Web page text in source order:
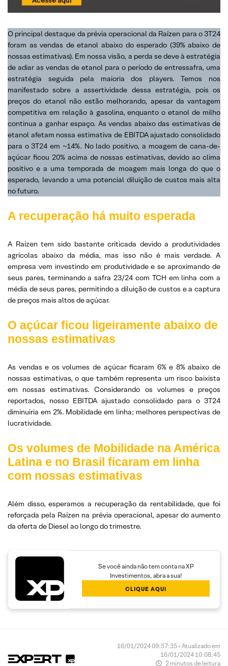
O principal destaque da prévia operacional da Raízen para o 3T24
foram as vendas de etanol abaixo do esperado (39% abaixo de
nossas estimativas). Em nossa visão, a perda se deve à estratégia
de adiar as vendas de etanol para o período de entressafra, uma
estratégia seguida pela maioria dos players. Temos nos
manifestado sobre a assertividade dessa estratégia, pois os
preços do etanol não estão melhorando, apesar da vantagem
competitiva em relação à gasolina, enquanto o etanol de milho
continua a ganhar espaço. As vendas abaixo das estimativas de
etanol afetam nossa estimativa de EBITDA ajustado consolidado
para o 3T24 em ~14%. No lado positivo, a moagem de cana-de-
açúcar ficou 20% acima de nossas estimativas, devido ao clima
positivo e a uma temporada de moagem mais longa do que o
esperado, levando a uma potencial diluição de custos mais alta
no futuro.
A recuperação há muito esperada
A Raízen tem sido bastante criticada devido a produtividades
agrícolas abaixo da média, mas isso não é mais verdade. A
empresa vem investindo em produtividade e se aproximando de
seus pares, terminando a safra 23/24 com TCH em linha com a
média de seus pares, permitindo a diluição de custos e a captura
de preços mais altos de açúcar.
O açúcar ficou ligeiramente abaixo de
nossas estimativas
As vendas e os volumes de açúcar ficaram 6% e 8% abaixo de
nossas estimativas, o que também representa um risco baixista
em nossas estimativas. Considerando os volumes e preços
reportados, nosso EBITDA ajustado consolidado para o 3T24
diminuiria em 2%. Mobilidade em linha; melhores perspectivas de
lucratividade.
Os volumes de Mobilidade na América
Latina e no Brasil ficaram em linha
com nossas estimativas
Além disso, esperamos a recuperação da rentabilidade, que foi
reforçada pela Raízen na prévia operacional, apesar do aumento
da oferta de Diesel ao longo do trimestre.
Se você ainda não tem conta na XP
Investimentos, abra a sua!
CLIQUE AQUI
16/01/2024 09:57:35 • Atualizado em
16/01/2024 10:08:45
2 minutos de leitura